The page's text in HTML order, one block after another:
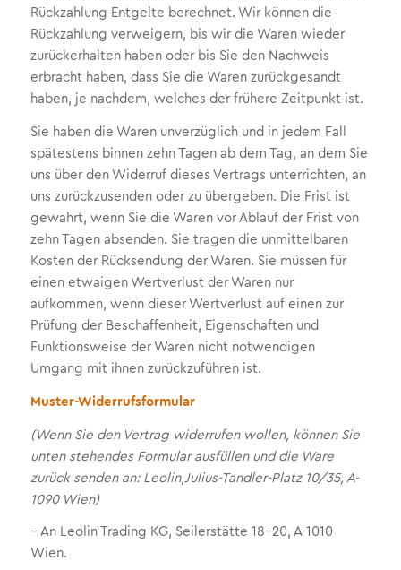
Rückzahlung Entgelte berechnet. Wir können die
Rückzahlung verweigern, bis wir die Waren wieder
zurückerhalten haben oder bis Sie den Nachweis
erbracht haben, dass Sie die Waren zurückgesandt
haben, je nachdem, welches der frühere Zeitpunkt ist.
Sie haben die Waren unverzüglich und in jedem Fall
spätestens binnen zehn Tagen ab dem Tag, an dem Sie
uns über den Widerruf dieses Vertrags unterrichten, an
uns zurückzusenden oder zu übergeben. Die Frist ist
gewahrt, wenn Sie die Waren vor Ablauf der Frist von
zehn Tagen absenden. Sie tragen die unmittelbaren
Kosten der Rücksendung der Waren. Sie müssen für
einen etwaigen Wertverlust der Waren nur
aufkommen, wenn dieser Wertverlust auf einen zur
Prüfung der Beschaffenheit, Eigenschaften und
Funktionsweise der Waren nicht notwendigen
Umgang mit ihnen zurückzuführen ist.
Muster-Widerrufsformular
(Wenn Sie den Vertrag widerrufen wollen, können Sie
unten stehendes Formularausfüllen und die Ware
zurück senden an: Leolin, Julius-Tandler-Platz 10/35, A-
1090 Wien)
– An Leolin Trading KG, Seilerstätte 18-20, A-1010
Wien.